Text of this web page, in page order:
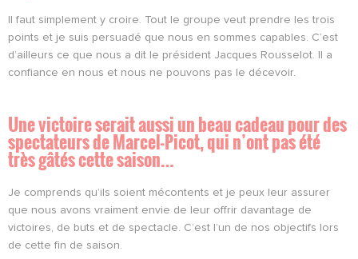
Il faut simplement y croire. Tout le groupe veut prendre les trois
points et je suis persuadé que nous en sommes capables. C’est
d’ailleurs ce que nous a dit le président Jacques Rousselot. Il a
confiance en nous et nous ne pouvons pas le décevoir.
Une victoire serait aussi un beau cadeau pour des
spectateurs de Marcel-Picot, qui n’ont pas été
très gâtés cette saison…
Je comprends qu’ils soient mécontents et je peux leur assurer
que nous avons vraiment envie de leur offrir davantage de
victoires, de buts et de spectacle. C’est l’un de nos objectifs lors
de cette fin de saison.